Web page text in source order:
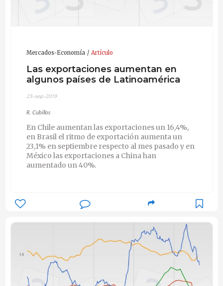
Mercados-Economía Artículo
Las exportaciones aumentan en
algunos países de Latinoamérica
23-sep-2019
R. Cubillos
En Chile aumentan las exportaciones un 16,4%,
en Brasil el ritmo de exportación aumenta un
23,1% en septiembre respecto al mes pasado y en
México las exportaciones a China han
aumentado un 40%.